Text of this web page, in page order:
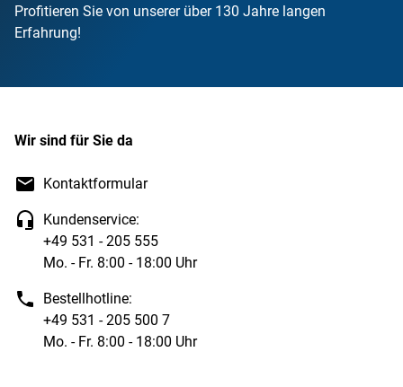
Profitieren Sie von unserer über 130 Jahre langen
Erfahrung!
Wir sind für Sie da
Kontaktformular
Kundenservice:
+49 531 - 205 555
Mo. - Fr. 8:00 - 18:00 Uhr
Bestellhotline:
+49 531 - 205 500 7
Mo. - Fr. 8:00 - 18:00 Uhr